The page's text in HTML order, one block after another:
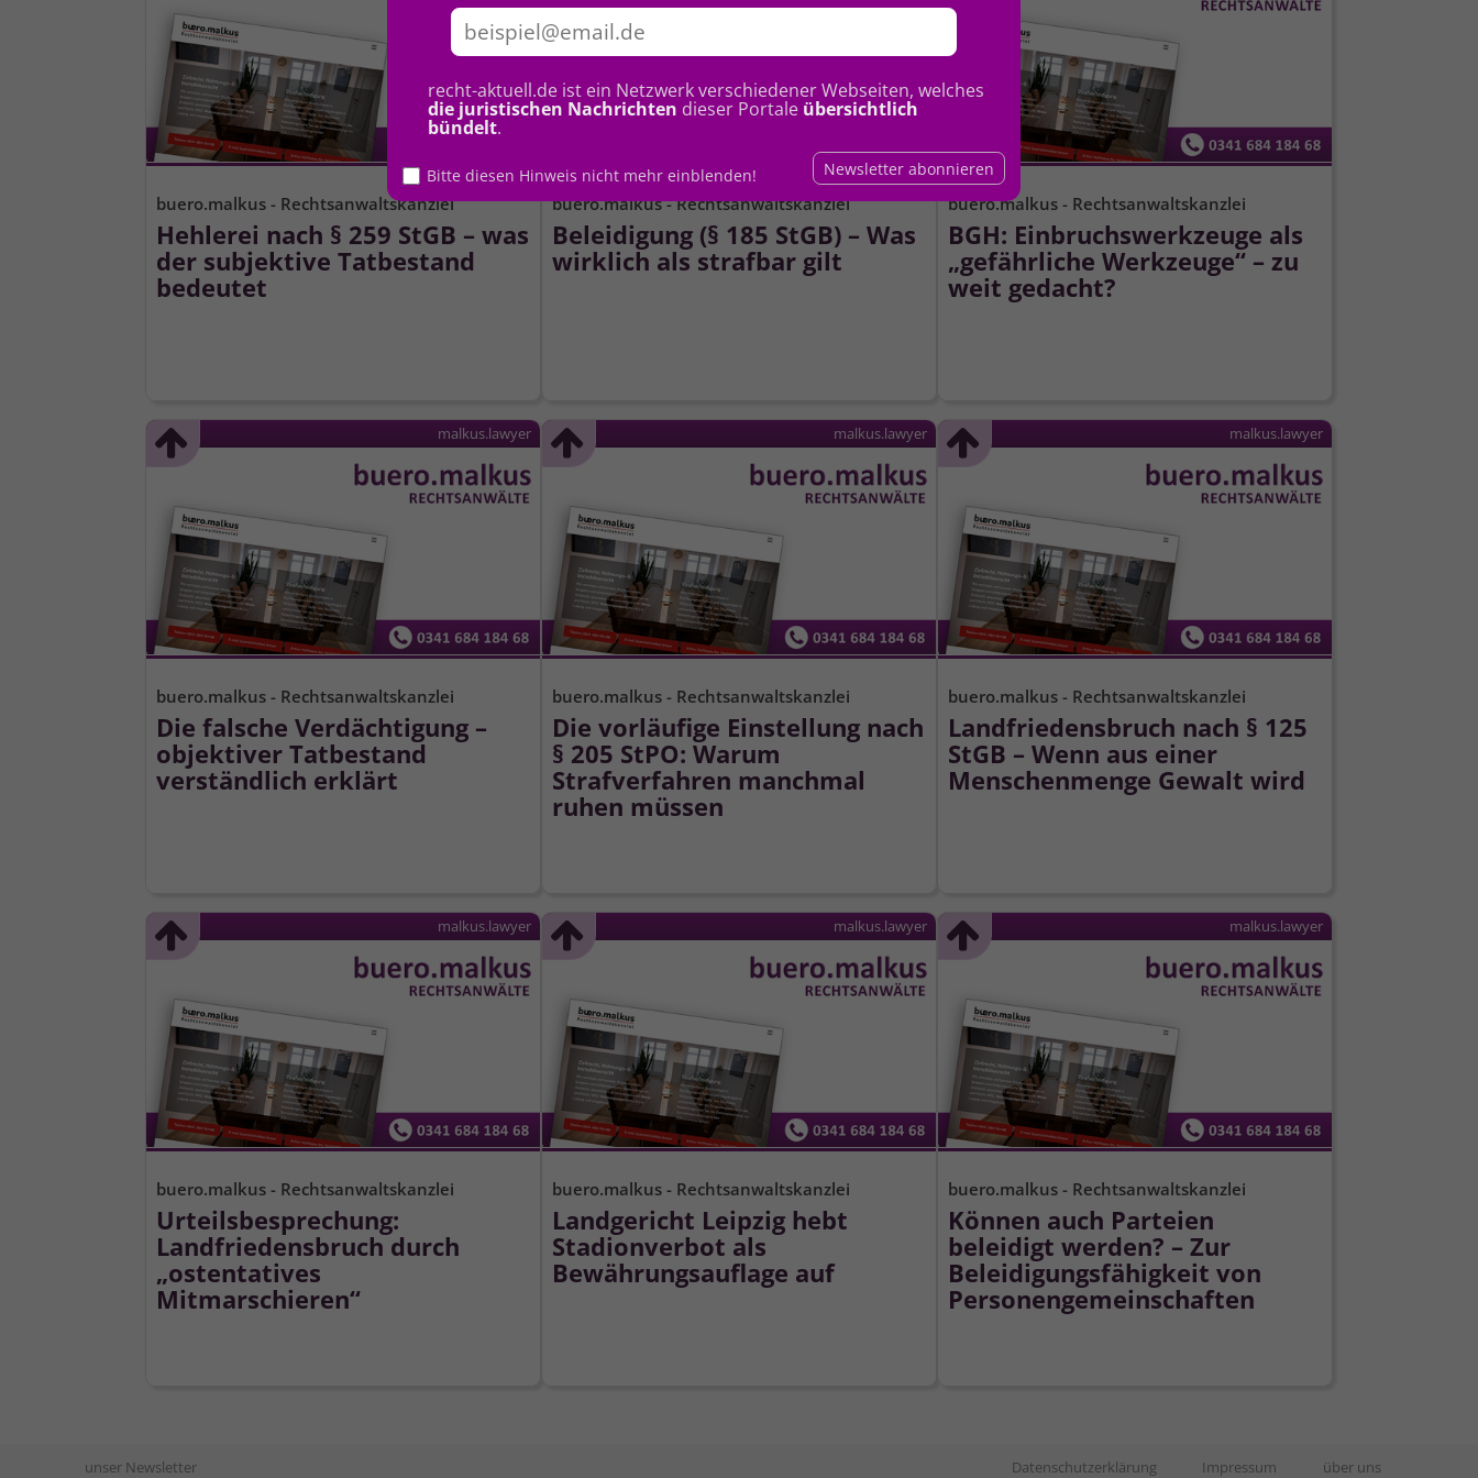
buero.malkus - Rechtsanwaltskanzlei
Hehlerei nach § 259 StGB – was
der subjektive Tatbestand
bedeutet
buero.malkus - Rechtsanwaltskanzlei
Beleidigung (§ 185 StGB) – Was
wirklich als strafbar gilt
buero.malkus - Rechtsanwaltskanzlei
BGH: Einbruchswerkzeuge als
„gefährliche Werkzeuge“ – zu
weit gedacht?
buero.malkus - Rechtsanwaltskanzlei
Die falsche Verdächtigung –
objektiver Tatbestand
verständlich erklärt
malkus.lawyer
buero.malkus - Rechtsanwaltskanzlei
Die vorläufige Einstellung nach
§ 205 StPO: Warum
Strafverfahren manchmal
ruhen müssen
malkus.lawyer
buero.malkus - Rechtsanwaltskanzlei
Landfriedensbruch nach § 125
StGB – Wenn aus einer
Menschenmenge Gewalt wird
malkus.lawyer
buero.malkus - Rechtsanwaltskanzlei
Urteilsbesprechung:
Landfriedensbruch durch
„ostentatives
Mitmarschieren“
malkus.lawyer
buero.malkus - Rechtsanwaltskanzlei
Landgericht Leipzig hebt
Stadionverbot als
Bewährungsauflage auf
malkus.lawyer
buero.malkus - Rechtsanwaltskanzlei
Können auch Parteien
beleidigt werden? – Zur
Beleidigungs­fähigkeit von
Personenge­meinschaften
malkus.lawyer
unser Newsletter Datenschutzerklärung Impressum über uns
recht-aktuell.de ist ein Netzwerk verschiedener Webseiten, welches
die juristischen Nachrichten dieser Portale übersichtlich
bündelt.
Newsletter abonnieren
Bitte diesen Hinweis nicht mehr einblenden!